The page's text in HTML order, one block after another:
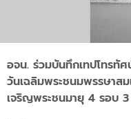
อจน. ร่วมบันทึกเทปโทรทั
วันเฉลิมพระชนมพรรษาส
เจริญพระชนมายุ 4 รอบ